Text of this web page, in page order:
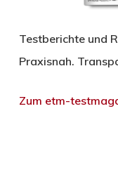
Testberichte und
Praxisnah.
Zum etm-